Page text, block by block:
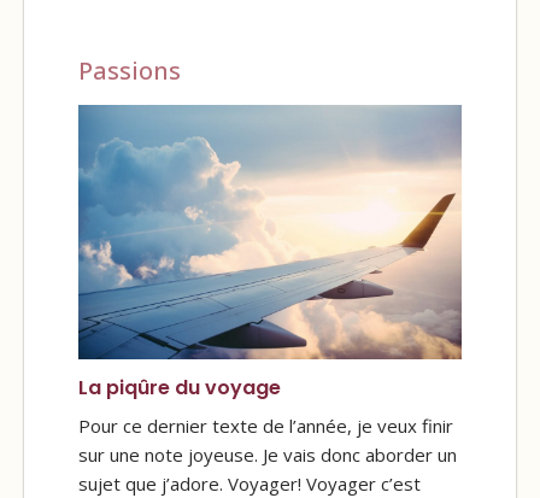
Passions
La piqûre du voyage
Pour ce dernier texte de l’année, je veux finir
sur une note joyeuse. Je vais donc aborder un
sujet que j’adore. Voyager! Voyager c’est